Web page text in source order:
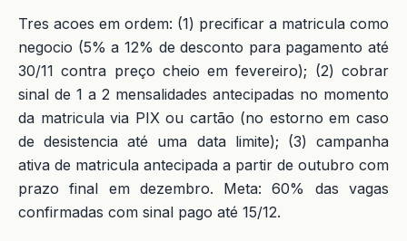
Tres acoes em ordem: (1) precificar a matricula como
negocio (5% a 12% de desconto para pagamento até
30/11 contra preço cheio em fevereiro); (2) cobrar
sinal de 1 a 2 mensalidades antecipadas no momento
da matricula via PIX ou cartão (no estorno em caso
de desistencia até uma data limite); (3) campanha
ativa de matricula antecipada a partir de outubro com
prazo final em dezembro. Meta: 60% das vagas
confirmadas com sinal pago até 15/12.